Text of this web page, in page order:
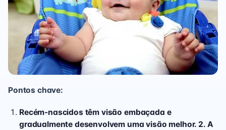
Pontos chave:
Recém-nascidos têm visão embaçada e
gradualmente desenvolvem uma visão melhor. 2. A